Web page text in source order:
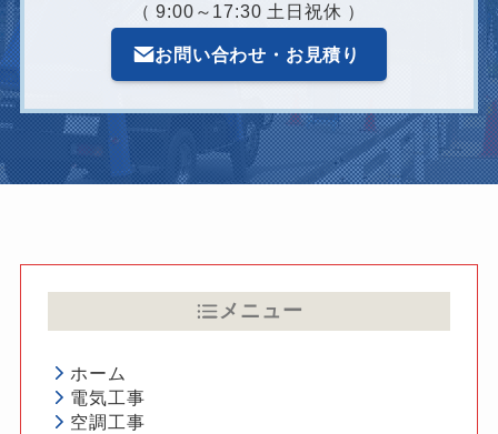
（ 9:00～17:30 土日祝休 ）
お問い合わせ・お見積り
メニュー
ホーム
電気工事
空調工事